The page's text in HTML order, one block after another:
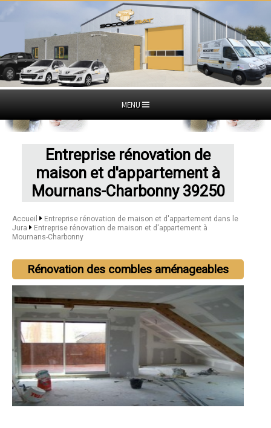
MENU
Entreprise rénovation de
maison et d'appartement à
Mournans-Charbonny 39250
Accueil
Entreprise rénovation de maison et d'appartement dans le
Jura
Entreprise rénovation de maison et d'appartement à
Mournans-Charbonny
Rénovation des combles aménageables